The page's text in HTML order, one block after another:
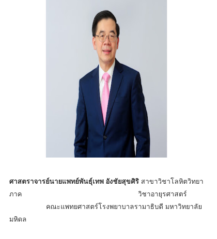
ศาสตราจารย์นายแพทย์พันธุ์เทพ อังชัยสุขศิริสาขาวิชาโลหิตวิทยา
ภาค วิชาอายุรศาสตร์
คณะแพทยศาสตร์โรงพยาบาลรามาธิบดี มหาวิทยาลัย
มหิดล